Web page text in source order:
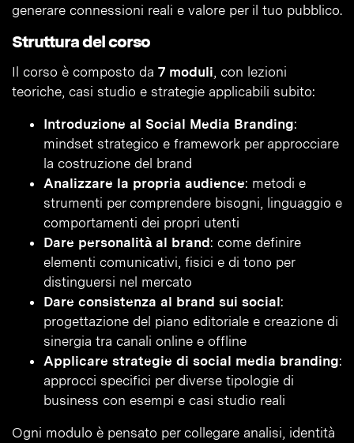
generare connessioni reali e valore per il tuo pubblico.
Struttura del corso
Il corso è composto da 7 moduli, con lezioni
teoriche, casi studio e strategie applicabili subito:
Introduzione al Social Media Branding:
mindset strategico e framework per approcciare
la costruzione del brand
Analizzare la propria audience: metodi e
strumenti per comprendere bisogni, linguaggio e
comportamenti dei propri utenti
Dare personalità al brand: come definire
elementi comunicativi, fisici e di tono per
distinguersi nel mercato
Dare consistenza al brand sui social:
progettazione del piano editoriale e creazione di
sinergia tra canali online e offline
Applicare strategie di social media branding:
approcci specifici per diverse tipologie di
business con esempi e casi studio reali
Ogni modulo è pensato per collegare analisi, identità